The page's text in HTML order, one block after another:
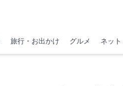
旅行・お出かけ グルメ ネッ